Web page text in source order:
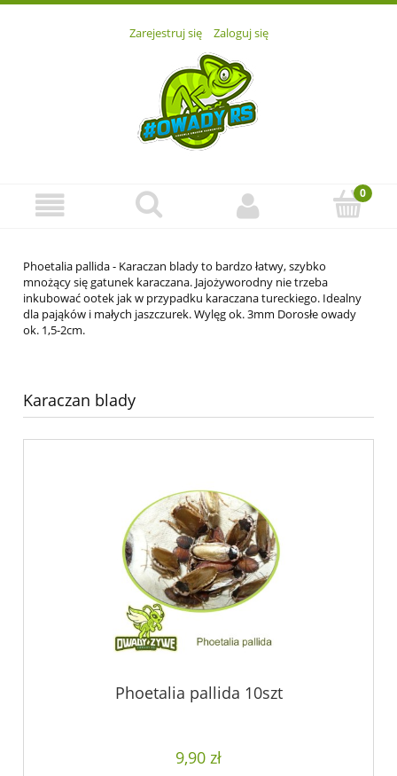
Zarejestruj się Zaloguj się
Phoetalia pallida - Karaczan blady to bardzo łatwy, szybko
mnożący się gatunek karaczana. Jajożyworodny nie trzeba
inkubować ootek jak w przypadku karaczana tureckiego. Idealny
dla pająków i małych jaszczurek. Wylęg ok. 3mm Dorosłe owady
ok. 1,5-2cm.
Karaczan blady
Phoetalia pallida 10szt
9,90 zł